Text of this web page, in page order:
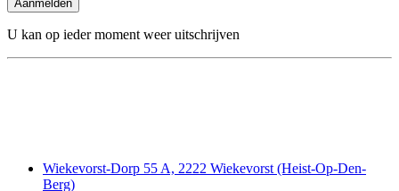
Aanmelden
U kan op ieder moment weer uitschrijven
Wiekevorst-Dorp 55 A, 2222 Wiekevorst (Heist-Op-Den-
Berg)